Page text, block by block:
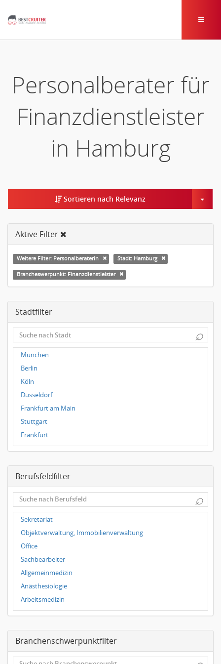
Personalberater für
Finanzdienstleister
in Hamburg
Sortieren nach Relevanz
Aktive Filter
Weitere Filter: Personalberaterin Stadt: Hamburg
Brancheswerpunkt: Finanzdienstleister
Stadtfilter
⌕
München
Berlin
Köln
Düsseldorf
Frankfurt am Main
Stuttgart
Frankfurt
Dresden
Leipzig
Dortmund
Wuppertal
Hallbergmoos
Würzburg
Grünwald
Ulm
Bielefeld
Hannover
Duisburg
Berufsfeldfilter
⌕
Sekretariat
Objektverwaltung, Immobilienverwaltung
Office
Sachbearbeiter
Allgemeinmedizin
Anästhesiologie
Arbeitsmedizin
Augenheilkunde
Frauenheilkunde, Geburtshilfe
Hals-Nasen-Ohrenheilkunde
Branchenschwerpunktfilter